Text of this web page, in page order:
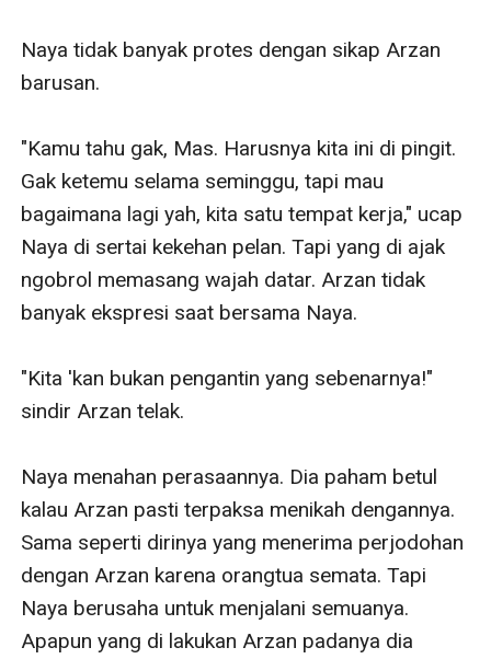
Naya tidak banyak protes dengan sikap Arzan
barusan.
"Kamu tahu gak, Mas. Harusnya kita ini di pingit.
Gak ketemu selama seminggu, tapi mau
bagaimana lagi yah, kita satu tempat kerja," ucap
Naya di sertai kekehan pelan. Tapi yang di ajak
ngobrol memasang wajah datar. Arzan tidak
banyak ekspresi saat bersama Naya.
"Kita 'kan bukan pengantin yang sebenarnya!"
sindir Arzan telak.
Naya menahan perasaannya. Dia paham betul
kalau Arzan pasti terpaksa menikah dengannya.
Sama seperti dirinya yang menerima perjodohan
dengan Arzan karena orangtua semata. Tapi
Naya berusaha untuk menjalani semuanya.
Apapun yang di lakukan Arzan padanya dia